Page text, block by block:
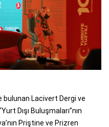
bulunan Lacivert Dergi ve
Dışı Buluşmaları”nın
Priştine ve Prizren